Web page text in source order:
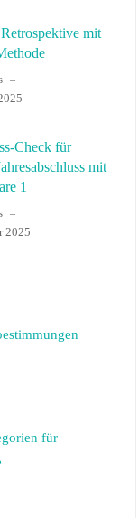
mit
–
Check für
mit
1
–
2025
Zeitfresser
für